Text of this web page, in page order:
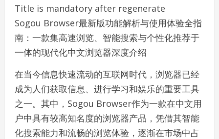
Title is mandatory after regenerate
Sogou Browser最新版功能解析与使用体验全指
南：一款集高速浏览、智能搜索与个性化推荐于
一体的现代化中文浏览器深度介绍
在当今信息快速流动的互联网时代，浏览器已经
成为人们获取信息、进行学习和娱乐的重要工具
之一。其中，Sogou Browser作为一款在中文用
户中具有较高知名度的浏览器产品，凭借其智能
化搜索能力和流畅的浏览体验，逐渐在市场中占